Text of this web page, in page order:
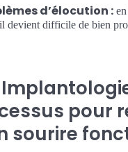
d’élocution :
devient difficile de bien
pour
sourire